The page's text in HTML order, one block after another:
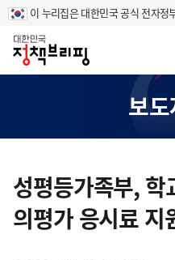
이 누리집은 대한민국 공식 전자정
홈
보
츠
영
성평등가족부, 학
의평가 응시료 지